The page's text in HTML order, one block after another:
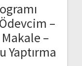
–
Makale –
Yaptırma